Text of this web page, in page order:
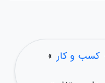
کسب و کار »